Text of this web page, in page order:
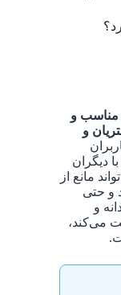
مناسب و
و
دیگران
مانع از
و حتی
و
می‌کند،